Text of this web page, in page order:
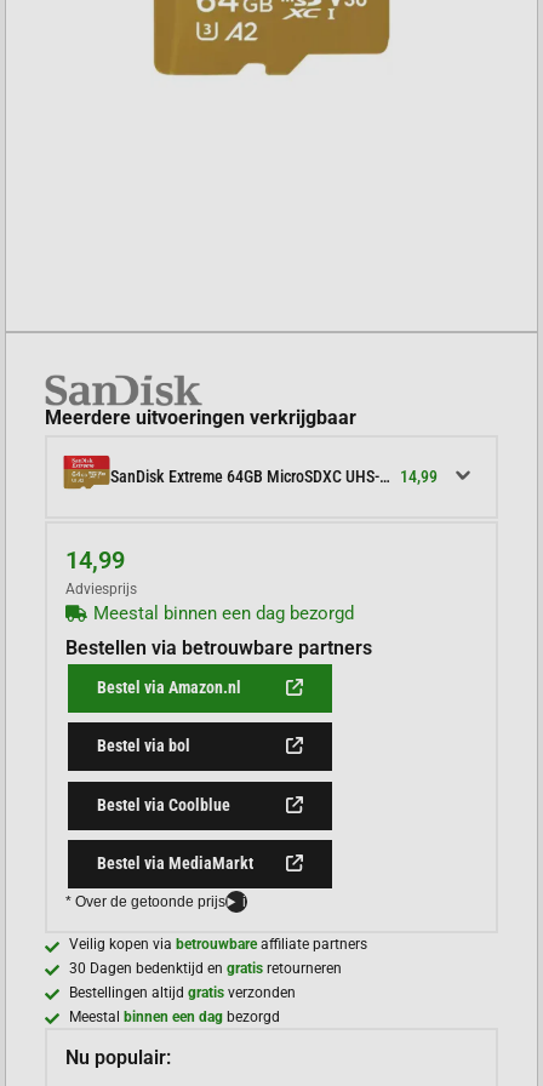
Meerdere uitvoeringen verkrijgbaar
SanDisk Extreme 64GB MicroSDXC UHS-I V3014,99
14,99
Adviesprijs
Meestal binnen een dag bezorgd
Bestellen via betrouwbare partners
Bestel via Amazon.nl
Bestel via bol
Bestel via Coolblue
Bestel via MediaMarkt
* Over de getoonde prijs i
Veilig kopen via betrouwbareaffiliate partners
30 Dagen bedenktijd engratis retourneren
Bestellingen altijdgratisverzonden
Meestal
binnen een dag bezorgd
Nu populair: